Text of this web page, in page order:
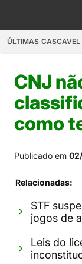
ÚLTIMAS CASCAVEL
CNJ
como
Publicado em
Relacionadas:
STF
jogos de
Leis do